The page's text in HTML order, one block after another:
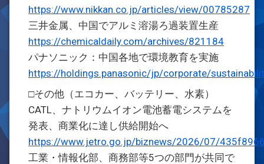
https://www.nikkan.co.jp/articles/view/00785287
三井金属、中国でアルミ溶湯ろ過装置生産
https://chemicaldaily.com/archives/821184
パナソニック：中国各地で環境教育を実施
https://holdings.panasonic/jp/corporate/
□その他（エコカー、バッテリー、水素）
CATL、ナトリウムイオン電池蓄電システムを
発表、商業化に達し供給開始へ
https://www.jetro.go.jp/biznews/2026/07/
工業・情報化部、商務部等5つの部門が共同で